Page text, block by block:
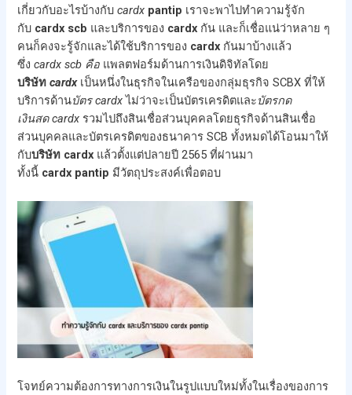
เกี่ยวกับอะไรบ้างกับcardx pantip เราจะพาไปทำความรู้จัก
กับ cardx scb และบริการของ cardx กัน และก็เชื่อแน่ว่าหลาย ๆ
คนก็คงจะรู้จักและได้ใช้บริการของ cardx กันมาบ้างแล้ว
ซึ่งcardx scb คือ แพลตฟอร์มด้านการเงินดิจิทัลโดย
บริษัทcardxเป็นหนึ่งในธุรกิจในเครือของกลุ่มธุรกิจ SCBX ที่ให้
บริการด้านบัตร cardxไม่ว่าจะเป็นบัตรเครดิตและบัตรกด
เงินสด cardx รวมไปถึงสินเชื่อส่วนบุคคลโดยธุรกิจด้านสินเชื่อ
ส่วนบุคคลและบัตรเครดิตของธนาคาร SCB ทั้งหมดได้โอนมาให้
กับบริษัท cardx แล้วตั้งแต่ปลายปี 2565 ที่ผ่านมา
ทั้งนี้ cardx pantip มีวัตถุประสงค์เพื่อตอบ
โจทย์ความต้องการทางการเงินในรูปแบบใหม่ทั้งในเรื่องของการ